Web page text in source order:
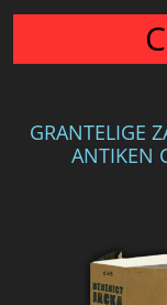
GRANTELIGE
ANTIKEN